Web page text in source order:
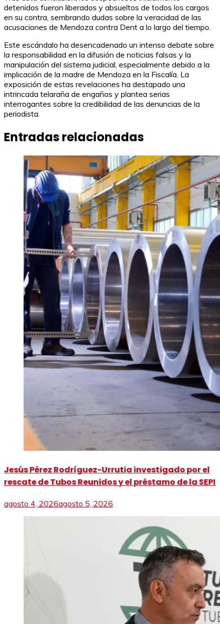
detenidos fueron liberados y absueltos de todos los cargos
en su contra, sembrando dudas sobre la veracidad de las
acusaciones de Mendoza contra Dent a lo largo del tiempo.
Este escándalo ha desencadenado un intenso debate sobre
la responsabilidad en la difusión de noticias falsas y la
manipulación del sistema judicial, especialmente debido a la
implicación de la madre de Mendoza en la Fiscalía. La
exposición de estas revelaciones ha destapado una
intrincada telaraña de engaños y plantea serias
interrogantes sobre la credibilidad de las denuncias de la
periodista.
Entradas relacionadas
Jesús Pérez Rodríguez-Urrutia investigado por el
rescate de Tubos Reunidos y el préstamo de la SEPI
agosto 4, 2026agosto 5, 2026